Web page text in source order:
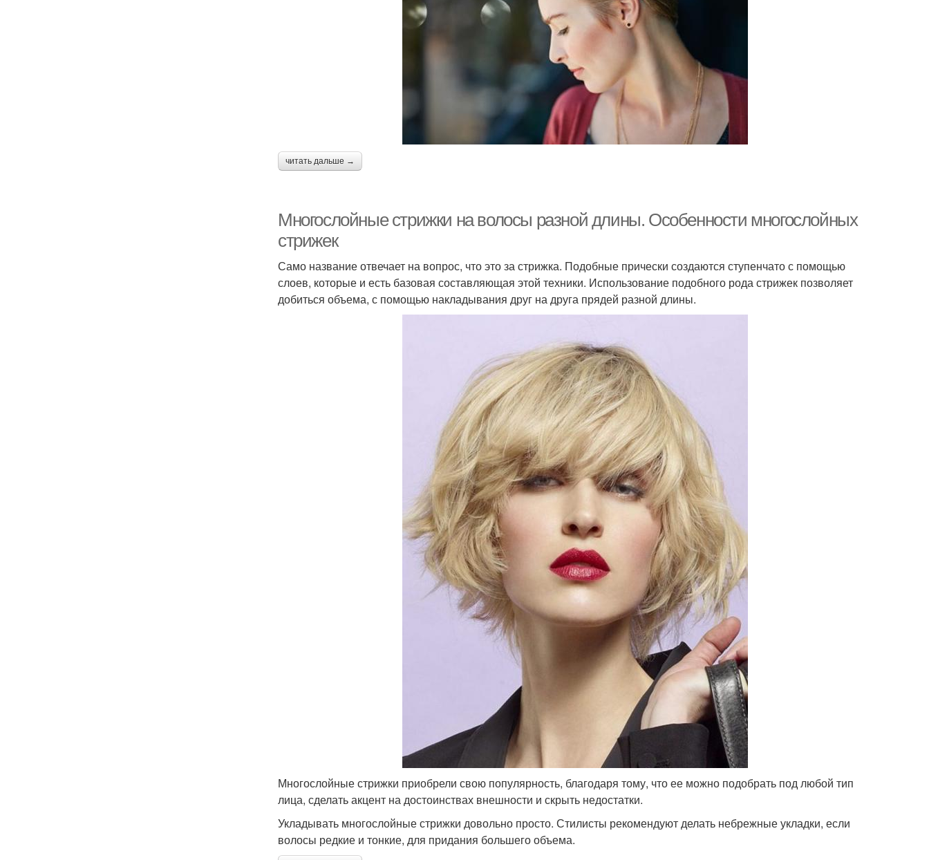
читать дальше →
Многослойные стрижки на волосы разной длины. Особенности многослойных
стрижек
Само название отвечает на вопрос, что это за стрижка. Подобные прически создаются ступенчато с помощью
слоев, которые и есть базовая составляющая этой техники. Использование подобного рода стрижек позволяет
добиться объема, с помощью накладывания друг на друга прядей разной длины.
Многослойные стрижки приобрели свою популярность, благодаря тому, что ее можно подобрать под любой тип
лица, сделать акцент на достоинствах внешности и скрыть недостатки.
Укладывать многослойные стрижки довольно просто. Стилисты рекомендуют делать небрежные укладки, если
волосы редкие и тонкие, для придания большего объема.